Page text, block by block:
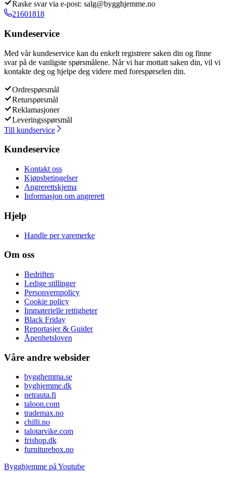
Raske svar via e-post: salg@bygghjemme.no
21601818
Kundeservice
Med vår kundeservice kan du enkelt registrere saken din og finne
svar på de vanligste spørsmålene. Når vi har mottatt saken din, vil vi
kontakte deg og hjelpe deg videre med forespørselen din.
Ordrespørsmål
Returspørsmål
Reklamasjoner
Leveringsspørsmål
Till kundservice
Kundeservice
Kontakt oss
Kjøpsbetingelser
Angrerettskjema
Informasjon om angrerett
Hjelp
Handle per varemerke
Om oss
Bedriften
Ledige stillinger
Personvernpolicy
Cookie policy
Immaterielle rettigheter
Black Friday
Reportasjer & Guider
Åpenhetsloven
Våre andre websider
bygghemma.se
byghjemme.dk
netrauta.fi
taloon.com
trademax.no
chilli.no
talotarvike.com
frishop.dk
furniturebox.no
Bygghjemme på Youtube